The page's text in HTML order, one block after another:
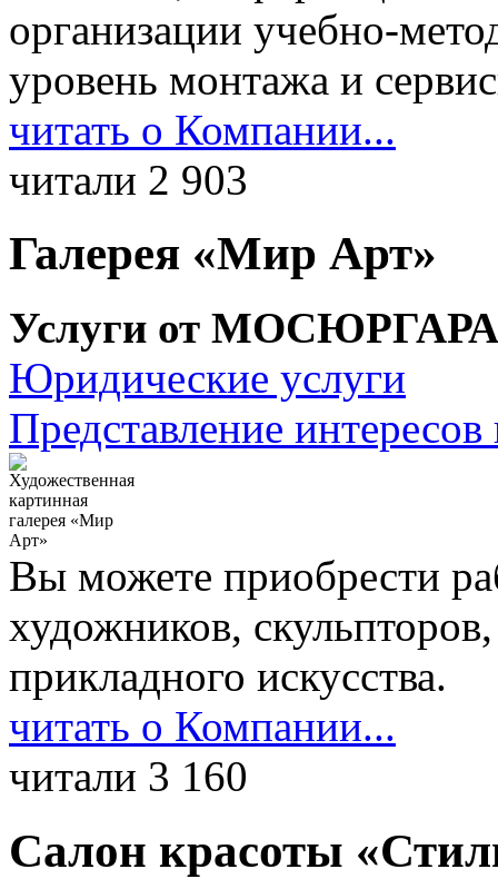
организации учебно-
уровень монтажа и
читать о Компании...
читали 2 903
Галерея «Мир Арт»
Услуги от
Юридические услуги
Представление
Вы можете приобрести
художников,
прикладного искусства.
читать о Компании...
читали 3 160
Cалон красоты